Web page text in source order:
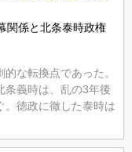
関係と北条泰時政権
な転換点であった。
条義時は、乱の3年後
。徳政に徹した泰時は